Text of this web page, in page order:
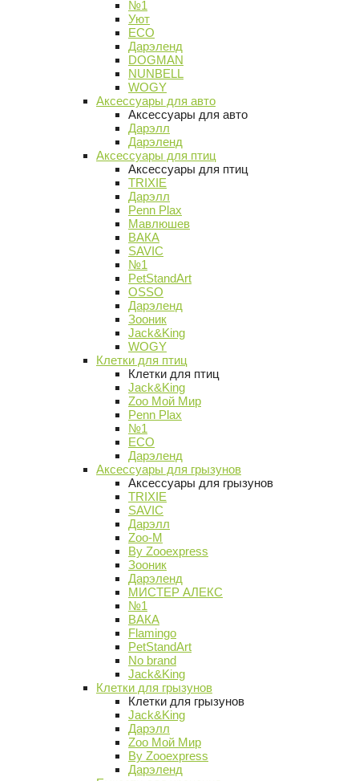
№1
Уют
ECO
Дарэленд
DOGMAN
NUNBELL
WOGY
Аксессуары для авто
Аксессуары для авто
Дарэлл
Дарэленд
Аксессуары для птиц
Аксессуары для птиц
TRIXIE
Дарэлл
Penn Plax
Мавлюшев
ВАКА
SAVIC
№1
PetStandArt
OSSO
Дарэленд
Зооник
Jack&King
WOGY
Клетки для птиц
Клетки для птиц
Jack&King
Zoo Мой Мир
Penn Plax
№1
ECO
Дарэленд
Аксессуары для грызунов
Аксессуары для грызунов
TRIXIE
SAVIC
Дарэлл
Zoo-M
By Zooexpress
Зооник
Дарэленд
МИСТЕР АЛЕКС
№1
ВАКА
Flamingo
PetStandArt
No brand
Jack&King
Клетки для грызунов
Клетки для грызунов
Jack&King
Дарэлл
Zoo Мой Мир
By Zooexpress
Дарэленд